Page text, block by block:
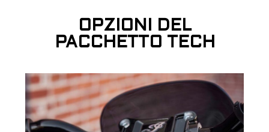
OPZIONI DEL
PACCHETTO TECH